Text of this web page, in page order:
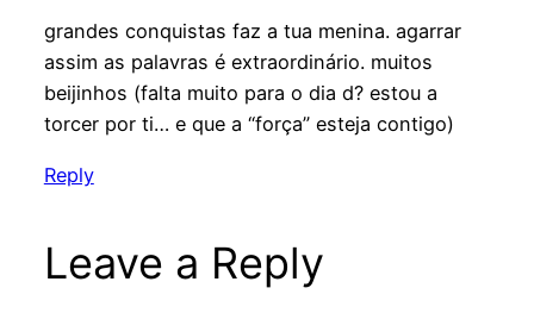
grandes conquistas faz a tua menina. agarrar
assim as palavras é extraordinário. muitos
beijinhos (falta muito para o dia d? estou a
torcer por ti… e que a “força” esteja contigo)
Reply
Leave a Reply